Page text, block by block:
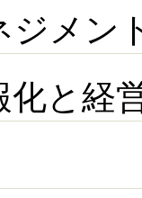
ジメン
化と経